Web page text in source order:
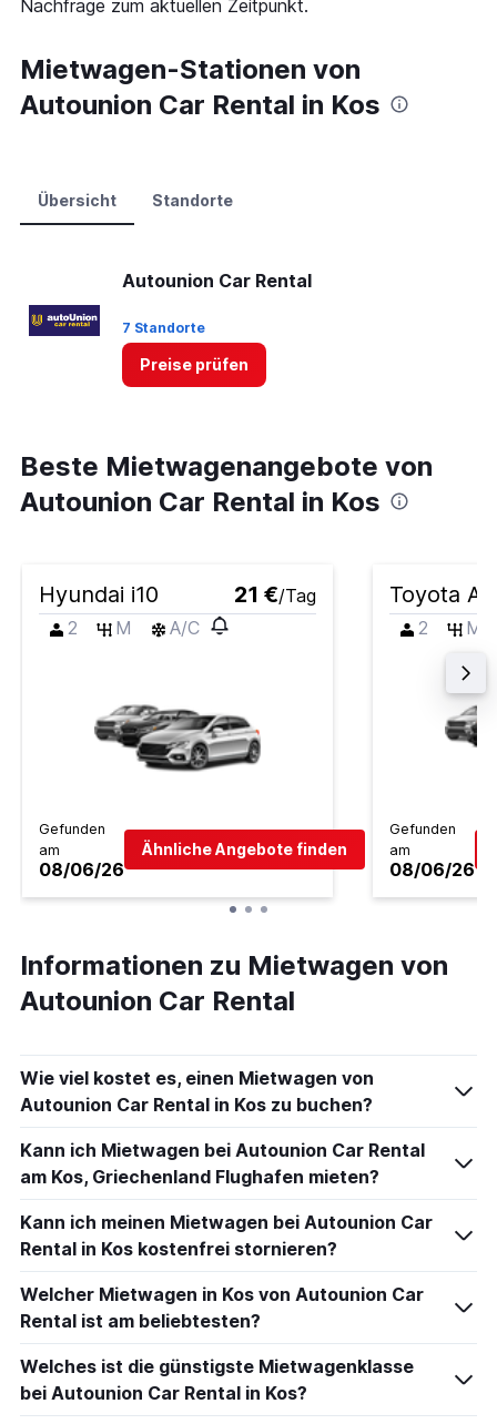
Range:
to
60.
Nachfrage zum aktuellen Zeitpunkt.
Mietwagen-Stationen von
Autounion Car Rental in Kos
Übersicht Standorte
Autounion Car Rental
7 Standorte
Preise prüfen
Beste Mietwagenangebote von
Autounion Car Rental in Kos
Hyundai i10 21 €/Tag
2
M A/C
Gefunden
am
08/06/26
Ähnliche Angebote finden
Toyota
2 M
Gefunden
am
08/06/26
Informationen zu Mietwagen von
Autounion Car Rental
Wie viel kostet es, einen Mietwagen von
Autounion Car Rental in Kos zu buchen?
Kann ich Mietwagen bei Autounion Car Rental
am Kos, Griechenland Flughafen mieten?
Kann ich meinen Mietwagen bei Autounion Car
Rental in Kos kostenfrei stornieren?
Welcher Mietwagen in Kos von Autounion Car
Rental ist am beliebtesten?
Welches ist die günstigste Mietwagenklasse
bei Autounion Car Rental in Kos?